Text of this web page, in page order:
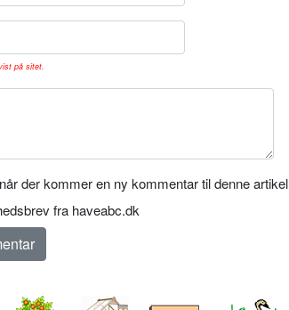
på sitet.
der kommer en ny kommentar til denne artikel
fra haveabc.dk